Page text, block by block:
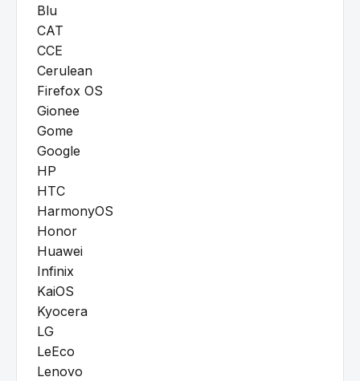
Blu
CAT
CCE
Cerulean
Firefox OS
Gionee
Gome
Google
HP
HTC
HarmonyOS
Honor
Huawei
Infinix
KaiOS
Kyocera
LG
LeEco
Lenovo